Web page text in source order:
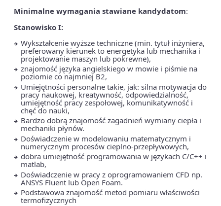
Minimalne wymagania stawiane kandydatom:
Stanowisko I:
Wykształcenie wyższe techniczne (min. tytuł inżyniera,
preferowany kierunek to energetyka lub mechanika i
projektowanie maszyn lub pokrewne),
znajomość języka angielskiego w mowie i piśmie na
poziomie co najmniej B2,
Umiejętności personalne takie, jak: silna motywacja do
pracy naukowej, kreatywność, odpowiedzialność,
umiejętność pracy zespołowej, komunikatywność i
chęć do nauki,
Bardzo dobrą znajomość zagadnień wymiany ciepła i
mechaniki płynów.
Doświadczenie w modelowaniu matematycznym i
numerycznym procesów cieplno-przepływowych,
dobra umiejętność programowania w językach C/C++ i
matlab,
Doświadczenie w pracy z oprogramowaniem CFD np.
ANSYS Fluent lub Open Foam.
Podstawowa znajomość metod pomiaru właściwości
termofizycznych